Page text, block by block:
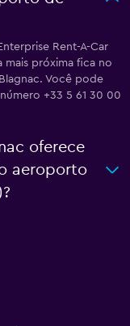
Rent-A-Car
próxima fica no
Você pode
+33 5 61 30 00
oferece
aeroporto